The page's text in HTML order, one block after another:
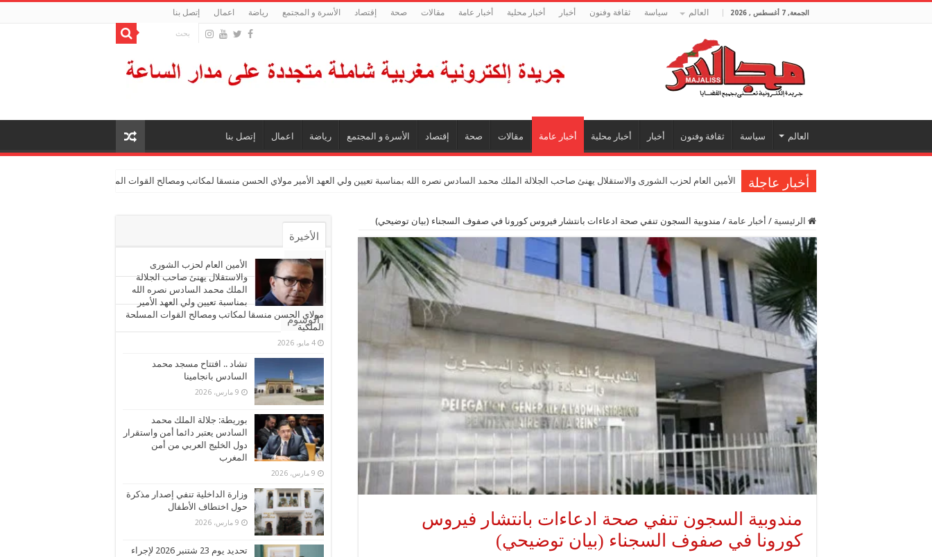
الجمعة, 7 أغسطس , 2026 العالم سياسة ثقافة وفنون أخبار أخبار محلية أخبار عامة مقالات صحة إقتصاد الأسرة و المجتمع رياضة اعمال إتصل بنا
العالم سياسة ثقافة وفنون أخبار أخبار محلية أخبار عامة مقالات صحة إقتصاد الأسرة و المجتمع رياضة اعمال إتصل بنا
أخبار عاجلة الأمين العام لحزب الشورى والاستقلال يهنئ صاحب الجلالة الملك محمد السادس نصره الله بمناسبة تعيين ولي العهد الأمير مولاي الحسن منسقا لمكاتب ومصالح القوات المسلحة الملكية
الرئيسية / أخبار عامة / مندوبية السجون تنفي صحة ادعاءات بانتشار فيروس كورونا في صفوف السجناء (بيان توضيحي)
مندوبية السجون تنفي صحة ادعاءات بانتشار فيروس
كورونا في صفوف السجناء (بيان توضيحي)
الأخيرة
الأشهر
تعليقات
الوسوم
الأمين العام لحزب الشورى
والاستقلال يهنئ صاحب الجلالة
الملك محمد السادس نصره الله
بمناسبة تعيين ولي العهد الأمير
مولاي الحسن منسقا لمكاتب ومصالح القوات المسلحة
الملكية
4 مايو، 2026
تشاد .. افتتاح مسجد محمد
السادس بانجامينا
9 مارس، 2026
بوريطة: جلالة الملك محمد
السادس يعتبر دائما أمن واستقرار
دول الخليج العربي من أمن
المغرب
9 مارس، 2026
وزارة الداخلية تنفي إصدار مذكرة
حول اختطاف الأطفال
9 مارس، 2026
تحديد يوم 23 شتنبر 2026 لإجراء